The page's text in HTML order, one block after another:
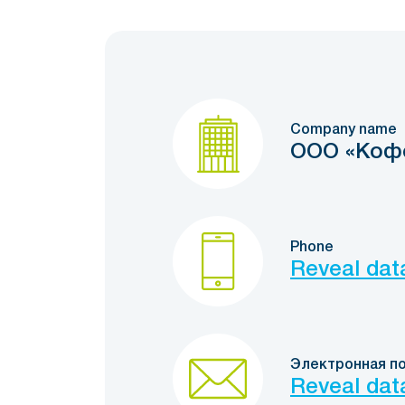
Company name
ООО
Phone
Reveal
Электронная
Reveal